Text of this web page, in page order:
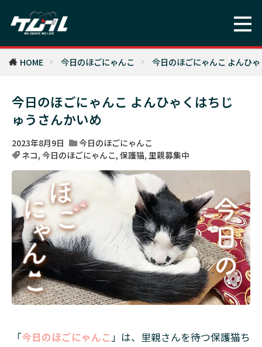
HOME 今日のほごにゃんこ 今日のほごにゃんこ よんひ
今日のほごにゃんこ よんひゃくはちじ
ゅうさんかいめ
2023年8月9日
今日のほごにゃんこ
ネコ, 今日のほごにゃんこ, 保護猫, 里親募集中
「今日のほごにゃんこ 」は、里親さんを待つ保護猫ち